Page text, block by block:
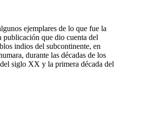
ejemplares de lo que fue la
que dio cuenta del
indios del subcontinente, en
durante las décadas de los
siglo XX y la primera década del